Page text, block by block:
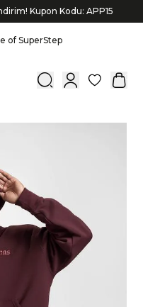
Kupon Kodu: APP15
of SuperStep
0